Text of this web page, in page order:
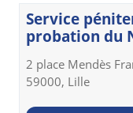
Service
probation du
2 place Mendès
59000, Lille